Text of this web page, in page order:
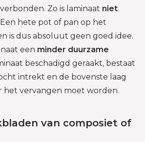
Zo is laminaat niet
Een hete pot of pan op het
is dus absoluut geen goed idee.
een minder duurzame
beschadigd geraakt, bestaat
intrekt en de bovenste laag
het vervangen moet worden.
van composiet of